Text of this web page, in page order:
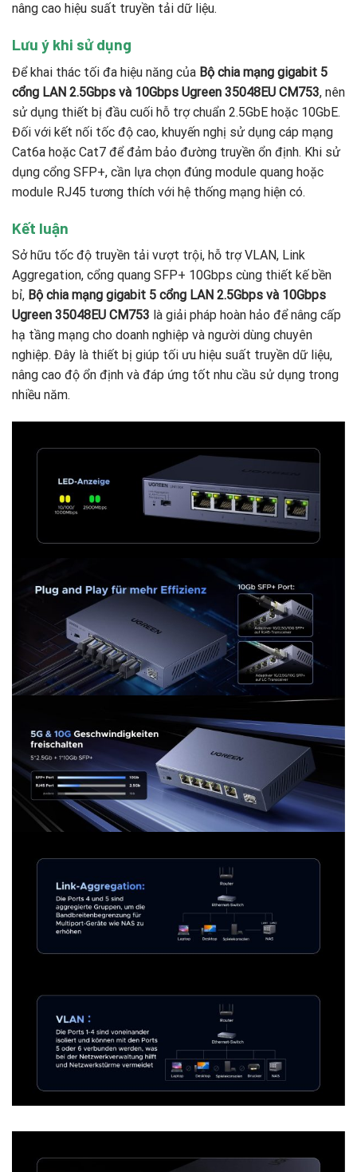
nâng cao hiệu suất truyền tải dữ liệu.
Lưu ý khi sử dụng
Để khai thác tối đa hiệu năng của Bộ chia mạng gigabit 5
cổng LAN 2.5Gbps và 10Gbps Ugreen 35048EU CM753, nên
sử dụng thiết bị đầu cuối hỗ trợ chuẩn 2.5GbE hoặc 10GbE.
Đối với kết nối tốc độ cao, khuyến nghị sử dụng cáp mạng
Cat6a hoặc Cat7 để đảm bảo đường truyền ổn định. Khi sử
dụng cổng SFP+, cần lựa chọn đúng module quang hoặc
module RJ45 tương thích với hệ thống mạng hiện có.
Kết luận
Sở hữu tốc độ truyền tải vượt trội, hỗ trợ VLAN, Link
Aggregation, cổng quang SFP+ 10Gbps cùng thiết kế bền
bỉ, Bộ chia mạng gigabit 5 cổng LAN 2.5Gbps và 10Gbps
Ugreen 35048EU CM753 là giải pháp hoàn hảo để nâng cấp
hạ tầng mạng cho doanh nghiệp và người dùng chuyên
nghiệp. Đây là thiết bị giúp tối ưu hiệu suất truyền dữ liệu,
nâng cao độ ổn định và đáp ứng tốt nhu cầu sử dụng trong
nhiều năm.